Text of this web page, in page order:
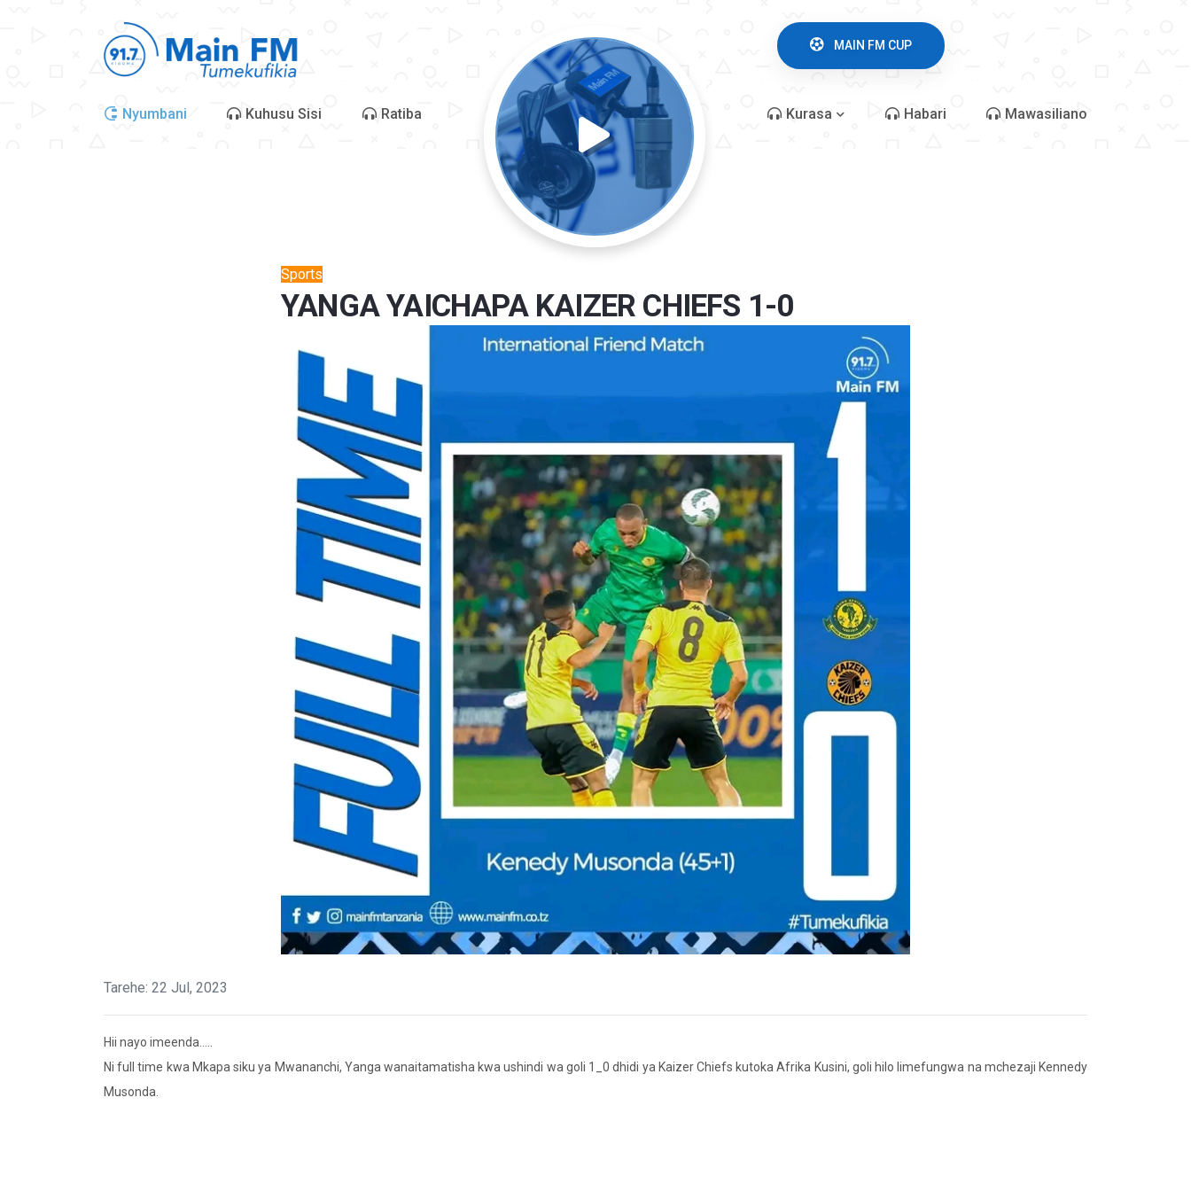
MAIN FM CUP
Nyumbani Kuhusu Sisi Ratiba Kurasa Habari Mawasiliano
Sports
YANGA YAICHAPA KAIZER CHIEFS 1-0
Tarehe: 22 Jul, 2023
Hii nayo imeenda.....
Ni full time kwa Mkapa siku ya Mwananchi, Yanga wanaitamatisha kwa ushindi wa goli 1_0 dhidi ya Kaizer Chiefs kutoka Afrika Kusini, goli hilo limefungwa na mchezaji Kennedy
Musonda.